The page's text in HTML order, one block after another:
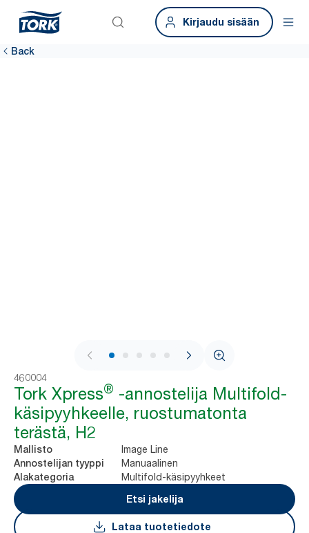
Kirjaudu sisään
Back
1 / 9
460004
Tork Xpress® -annostelija Multifold-
käsipyyhkeelle, ruostumatonta
terästä, H2
Mallisto Image Line
Annostelijan tyyppi Manuaalinen
Alakategoria
Multifold-käsipyyhkeet
Etsi jakelija
Lataa tuotetiedote